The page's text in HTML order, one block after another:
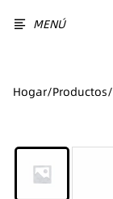
MENÚ
Hogar/Productos/